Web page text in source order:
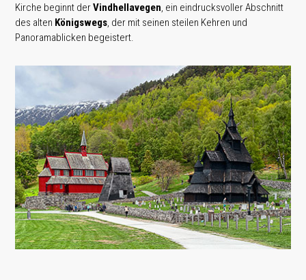
Kirche beginnt derVindhellavegen, ein eindrucksvoller Abschnitt
des alten Königswegs, der mit seinen steilen Kehren und
Panoramablicken begeistert.